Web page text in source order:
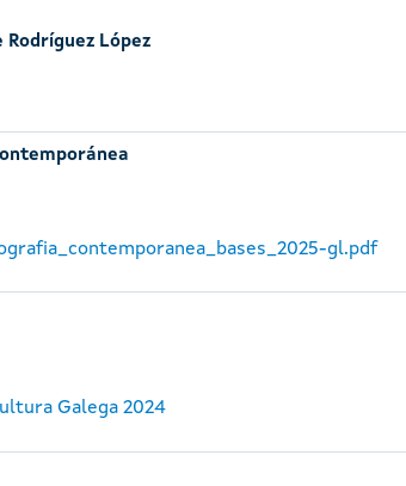
López
gl.pdf
Galega 2024